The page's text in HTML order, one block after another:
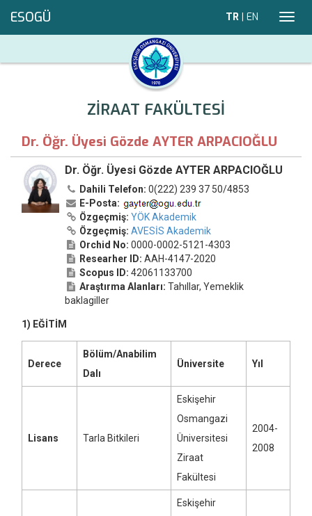
ESOGÜ TR | EN
ZİRAAT FAKÜLTESİ
Dr. Öğr. Üyesi Gözde AYTER ARPACIOĞLU
Dr. Öğr. Üyesi Gözde AYTER ARPACIOĞLU
Dahili Telefon: 0(222) 239 37 50/4853
E-Posta:
Özgeçmiş: YÖK Akademik
Özgeçmiş: AVESİS Akademik
Orchid No: 0000-0002-5121-4303
Researher ID: AAH-4147-2020
Scopus ID: 42061133700
Araştırma Alanları: Tahıllar, Yemeklik
baklagiller
1) EĞİTİM
Derece
Bölüm/Anabilim
Dalı
Üniversite Yıl
Lisans Tarla Bitkileri
Eskişehir
Osmangazi
Üniversitesi
Ziraat
Fakültesi
2004-
2008
Eskişehir